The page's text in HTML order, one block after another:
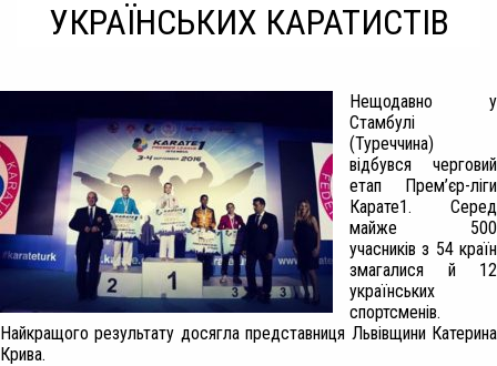
УКРАЇНСЬКИХ КАРАТИСТІВ
Нещодавно у
Стамбулі
(Туреччина)
відбувся черговий
етап Прем’єр-ліги
Карате1. Серед
майже 500
учасниківз 54 країн
змагалися й 12
українських
спортсменів.
Найкращого результату досягла представниця Львівщини Катерина
Крива.